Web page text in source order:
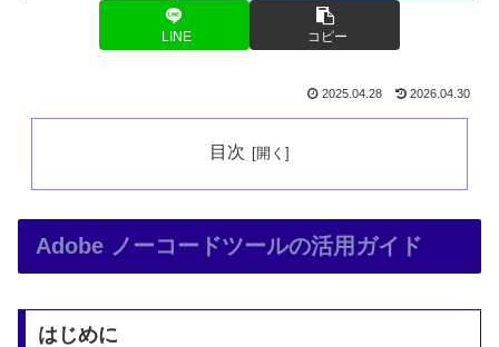
LINE コピー
2025.04.28 2026.04.30
目次
Adobe ノーコードツールの活用ガイド
はじめに